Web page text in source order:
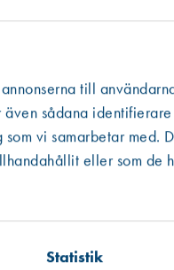
till
sådana
vi samarbetar med.
eller som de
Statistik
och i tredje hand
Om värdet har kommit
vi av trovärdighetsskäl valt
Hitta hit
Hitta hit